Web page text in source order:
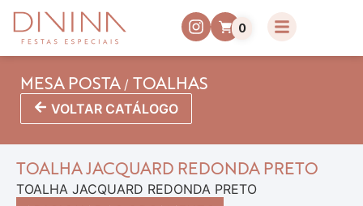
0
MESA POSTA/ TOALHAS
VOLTAR CATÁLOGO
TOALHA JACQUARD REDONDA PRETO
TOALHA JACQUARD REDONDA PRETO